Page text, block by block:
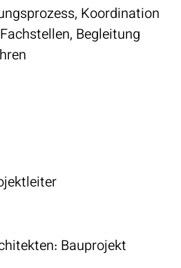
Koordination
Begleitung
Bauprojekt